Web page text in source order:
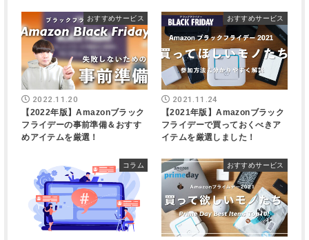
おすすめサービス
2022.11.20
【2022年版】Amazonブラック
フライデーの事前準備＆おすす
めアイテムを厳選！
おすすめサービス
2021.11.24
【2021年版】Amazonブラック
フライデーで買っておくべきア
イテムを厳選しました！
コラム おすすめサービス